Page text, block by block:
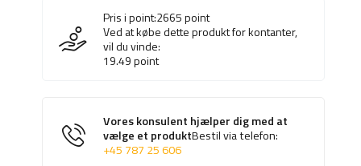
Pris i point:2665point
Ved at købe dette produkt for kontanter,
vil du vinde:
19.49point
Vores konsulent hjælper dig med at
vælge et produktBestil via telefon:
+45 787 25 606